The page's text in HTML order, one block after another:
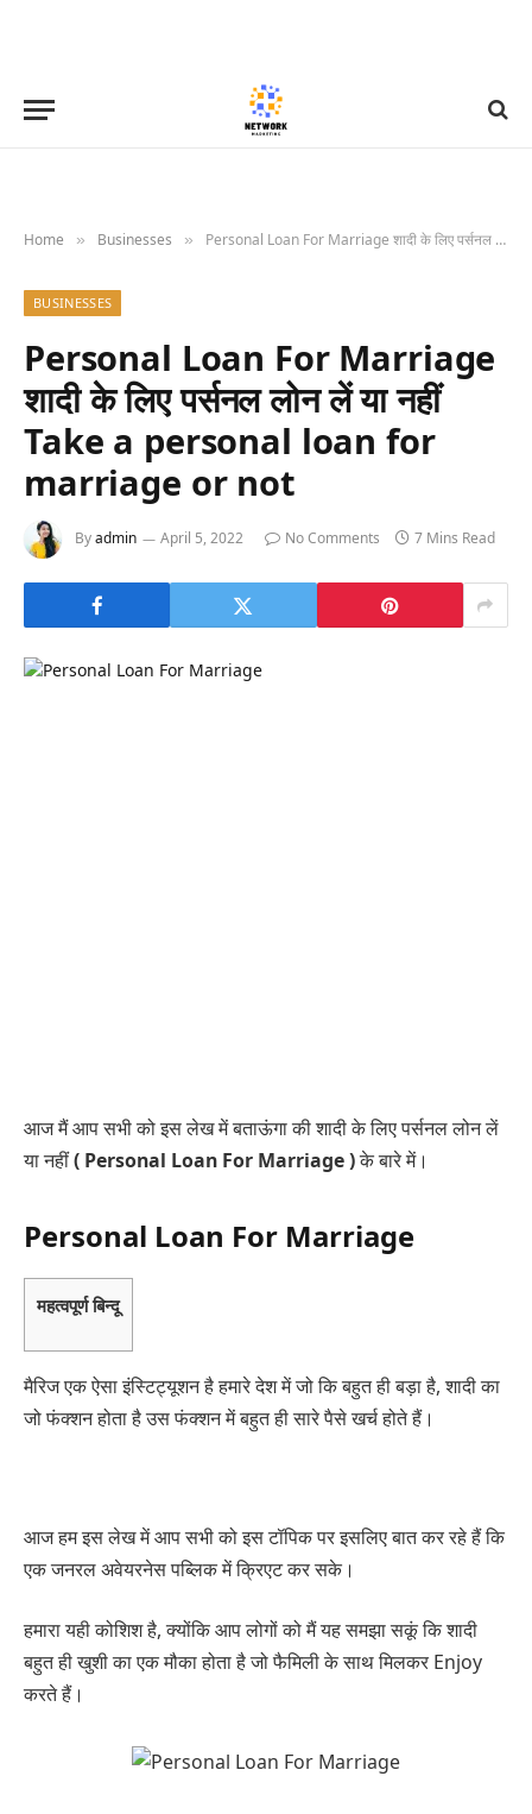
Home » Businesses » Personal Loan For Marriage शादी के लिए पर्सनल लोन लें या नहीं Take a personal loan for marriage or not
BUSINESSES
Personal Loan For Marriage
शादी के लिए पर्सनल लोन लें या नहीं
Take a personal loan for
marriage or not
Byadmin April 5, 2022 No Comments 7 Mins Read
आज मैं आप सभी को इस लेख में बताऊंगा की शादी के लिए पर्सनल लोन लें
या नहीं( Personal Loan For Marriage )के बारे में।
Personal Loan For Marriage
महत्वपूर्ण बिन्दू
मैरिज एक ऐसा इंस्टिट्यूशन है हमारे देश में जो कि बहुत ही बड़ा है, शादी का
जो फंक्शन होता है उस फंक्शन में बहुत ही सारे पैसे खर्च होते हैं।
आज हम इस लेख में आप सभी को इस टॉपिक पर इसलिए बात कर रहे हैं कि
एक जनरल अवेयरनेस पब्लिक में क्रिएट कर सके।
हमारा यही कोशिश है, क्योंकि आप लोगों को मैं यह समझा सकूं कि शादी
बहुत ही खुशी का एक मौका होता है जो फैमिली के साथ मिलकर Enjoy
करते हैं।